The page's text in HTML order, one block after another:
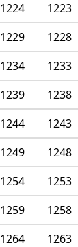
1223
1224
1228
1229
1233
1234
1238
1239
1243
1244
1248
1249
1253
1254
1258
1259
1263
1264